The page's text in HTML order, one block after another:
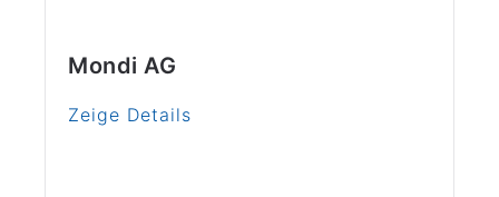
Mondi AG
Zeige Details